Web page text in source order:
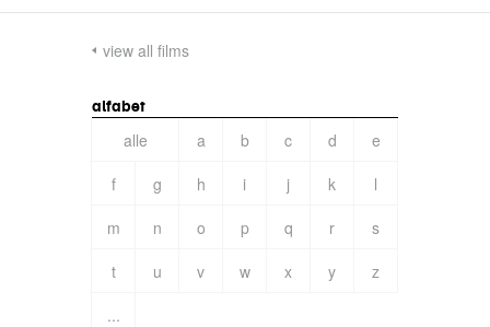
view all films
alfabet
alle a b c d
e
f
g h i j k
l
m
n o p q r
s
t
u v w x y
z
...